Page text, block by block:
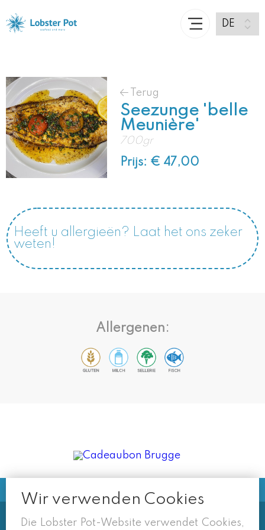
Terug
Seezunge 'belle
Meunière'
700gr
Prijs: € 47,00
Heeft u allergieën? Laat het ons zeker
weten!
Allergenen:
Wir verwenden Cookies
Die Lobster Pot-Website verwendet Cookies,